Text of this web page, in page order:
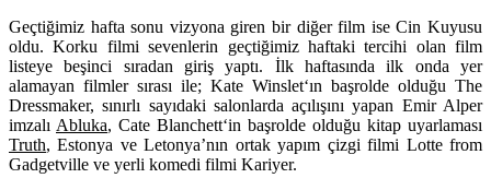
Geçtiğimiz hafta sonu vizyona giren bir diğer film iseCin Kuyusu
oldu. Korku filmi sevenlerin geçtiğimiz haftaki tercihi olan film
listeye beşinci sıradan giriş yaptı. İlk haftasında ilk onda yer
alamayan filmler sırası ile; Kate Winslet‘ın başrolde olduğu The
Dressmaker, sınırlı sayıdaki salonlarda açılışını yapan Emir Alper
imzalı Abluka, Cate Blanchett‘in başrolde olduğu kitap uyarlaması
Truth,Estonya ve Letonya’nın ortak yapım çizgi filmi Lotte from
Gadgetville ve yerli komedi filmi Kariyer.